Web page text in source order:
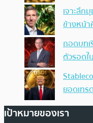
เจาะลึก
ข้างหน้
ถอดบทเ
ตัวรอด
ยอดเทร
เป้าหมายของเรา